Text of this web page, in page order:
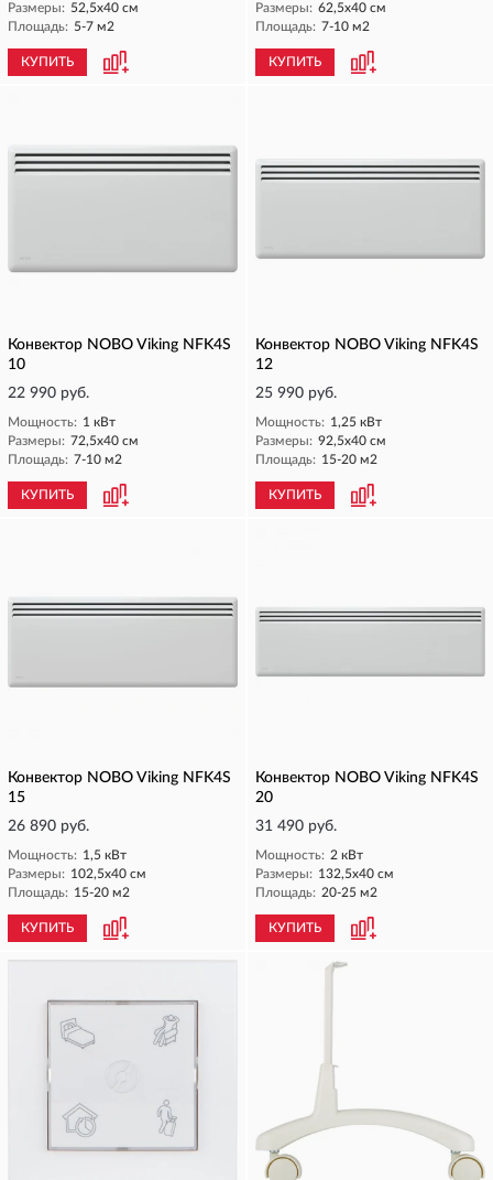
Размеры: 52,5х40 см
Площадь: 5-7 м2
КУПИТЬ
Размеры: 62,5х40 см
Площадь: 7-10 м2
КУПИТЬ
Конвектор NOBO Viking NFK4S
10
22 990 руб.
Мощность: 1 кВт
Размеры: 72,5х40 см
Площадь: 7-10 м2
КУПИТЬ
Конвектор NOBO Viking NFK4S
12
25 990 руб.
Мощность: 1,25 кВт
Размеры: 92,5х40 см
Площадь: 15-20 м2
КУПИТЬ
Конвектор NOBO Viking NFK4S
15
26 890 руб.
Мощность: 1,5 кВт
Размеры: 102,5х40 см
Площадь: 15-20 м2
КУПИТЬ
Конвектор NOBO Viking NFK4S
20
31 490 руб.
Мощность: 2 кВт
Размеры: 132,5х40 см
Площадь: 20-25 м2
КУПИТЬ